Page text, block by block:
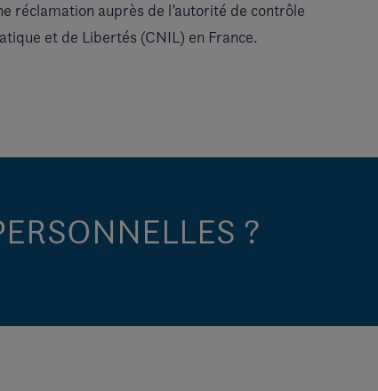
réclamation auprès de l’autorité de contrôle
et de Libertés (CNIL) en France.
?